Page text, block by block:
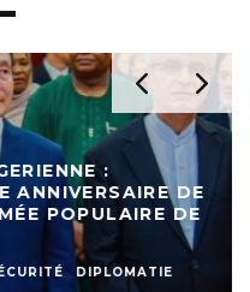
:
ANNIVERSAIRE DE
POPULAIRE DE
DIPLOMATIE